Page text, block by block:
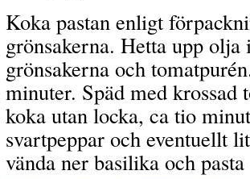
Koka pastan enligt
grönsakerna. Hetta upp
grönsakerna och
minuter. Späd med krossad
koka utan locka, ca tio
svartpeppar och eventuellt
vända ner basilika och